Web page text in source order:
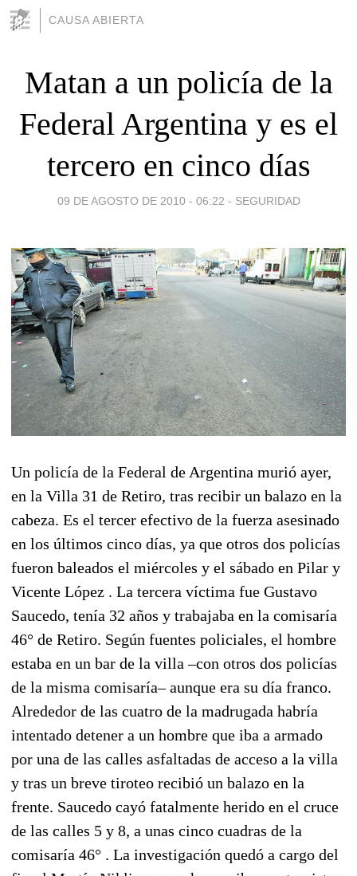
CAUSA ABIERTA
Matan a un policía de la
Federal Argentina y es el
tercero en cinco días
09 DE AGOSTO DE 2010 - 06:22 - SEGURIDAD
Un policía de la Federal de Argentina murió ayer,
en la Villa 31 de Retiro, tras recibir un balazo en la
cabeza. Es el tercer efectivo de la fuerza asesinado
en los últimos cinco días, ya que otros dos policías
fueron baleados el miércoles y el sábado en Pilar y
Vicente López . La tercera víctima fue Gustavo
Saucedo, tenía 32 años y trabajaba en la comisaría
46° de Retiro. Según fuentes policiales, el hombre
estaba en un bar de la villa –con otros dos policías
de la misma comisaría– aunque era su día franco.
Alrededor de las cuatro de la madrugada habría
intentado detener a un hombre que iba a armado
por una de las calles asfaltadas de acceso a la villa
y tras un breve tiroteo recibió un balazo en la
frente. Saucedo cayó fatalmente herido en el cruce
de las calles 5 y 8, a unas cinco cuadras de la
comisaría 46° . La investigación quedó a cargo del